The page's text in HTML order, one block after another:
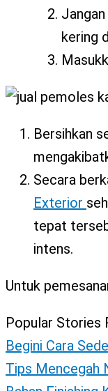
kering
Bersihkan
Secara
Exterior
tepat
intens.
Untuk
Popular Stories
Begini Cara
Tips Mencegah